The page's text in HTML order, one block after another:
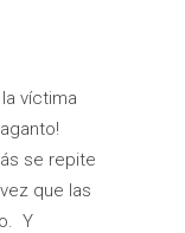
víctima
se repite
que las
Y